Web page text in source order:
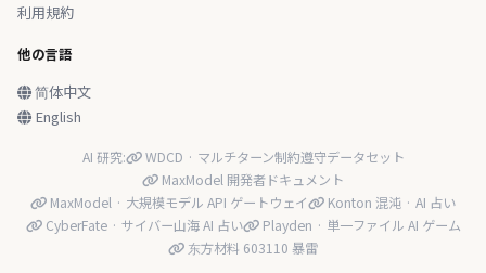
利用規約
他の言語
简体中文
English
AI 研究:
WDCD · マルチターン制約遵守データセット
MaxModel 開発者ドキュメント
MaxModel · 大規模モデル API ゲートウェイ
Konton 混沌 · AI 占い
CyberFate · サイバー山海 AI 占い
Playden · 単一ファイル AI ゲーム
东方材料 603110 暴雷